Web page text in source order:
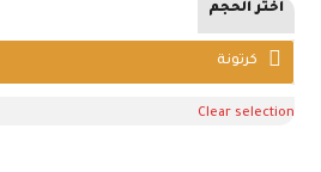
اختر الحجم
Clear selection